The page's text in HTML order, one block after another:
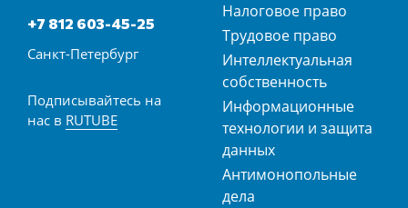
+7 812 603-45-25
Санкт-Петербург
Подписывайтесь на
нас в RUTUBE
Налоговое право
Трудовое право
Интеллектуальная
собственность
Информационные
технологии и защита
данных
Антимонопольные
дела